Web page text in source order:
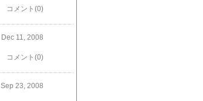
コメント(0)
Dec 11, 2008
コメント(0)
Sep 23, 2008